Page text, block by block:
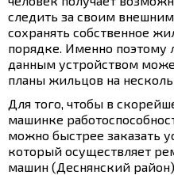
следить за своим
сохранять собственное
порядке. Именно поэтому
данным устройством
планы жильцов на
Для того, чтобы в
машинке
можно быстрее заказать
который осуществляет
машин (Деснянский